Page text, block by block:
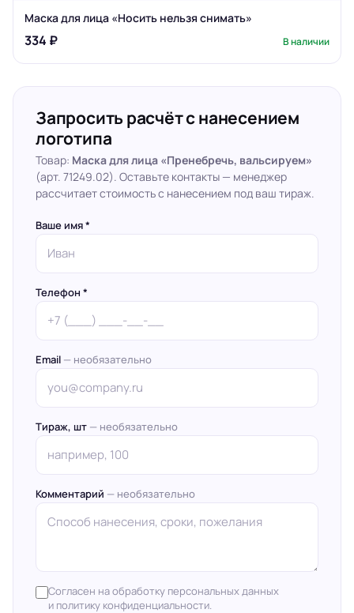
Маска для лица «Носить нельзя снимать»
334 ₽ В наличии
Запросить расчёт с нанесением
логотипа
Товар: Маска для лица «Пренебречь, вальсируем»
(арт. 71249.02). Оставьте контакты — менеджер
рассчитает стоимость с нанесением под ваш тираж.
Ваше имя *
Телефон *
Email — необязательно
Тираж, шт — необязательно
Комментарий — необязательно
Согласен на обработку персональных данных
и политику конфиденциальности.